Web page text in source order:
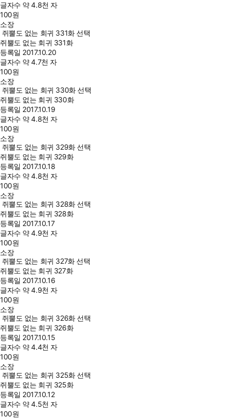
글자수 약 4.8천 자
100원
소장
쥐뿔도 없는 회귀 331화 선택
쥐뿔도 없는 회귀 331화
등록일 2017.10.20
글자수 약 4.7천 자
100원
소장
쥐뿔도 없는 회귀 330화 선택
쥐뿔도 없는 회귀 330화
등록일 2017.10.19
글자수 약 4.8천 자
100원
소장
쥐뿔도 없는 회귀 329화 선택
쥐뿔도 없는 회귀 329화
등록일 2017.10.18
글자수 약 4.8천 자
100원
소장
쥐뿔도 없는 회귀 328화 선택
쥐뿔도 없는 회귀 328화
등록일 2017.10.17
글자수 약 4.9천 자
100원
소장
쥐뿔도 없는 회귀 327화 선택
쥐뿔도 없는 회귀 327화
등록일 2017.10.16
글자수 약 4.9천 자
100원
소장
쥐뿔도 없는 회귀 326화 선택
쥐뿔도 없는 회귀 326화
등록일 2017.10.15
글자수 약 4.4천 자
100원
소장
쥐뿔도 없는 회귀 325화 선택
쥐뿔도 없는 회귀 325화
등록일 2017.10.12
글자수 약 4.5천 자
100원